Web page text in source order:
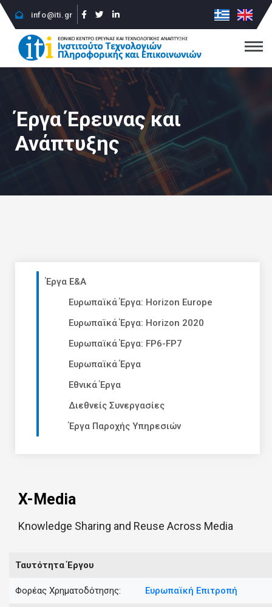
info@iti.gr
Έργα Έρευνας και
Ανάπτυξης
Έργα Ε&Α
Ευρωπαϊκά Έργα: Horizon Europe
Ευρωπαϊκά Έργα: Horizon 2020
Ευρωπαϊκά Έργα: FP6-FP7
Ευρωπαϊκά Έργα
Εθνικά Έργα
Διεθνείς Συνεργασίες
Έργα Παροχής Υπηρεσιών
X-Media
Knowledge Sharing and Reuse Across Media
Ταυτότητα Έργου
Φορέας Χρηματοδότησης: Ευρωπαϊκή Επιτροπή